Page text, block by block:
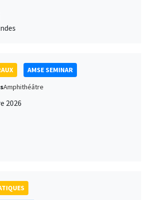
AMSE SEMINAR
Amphithéâtre
2026